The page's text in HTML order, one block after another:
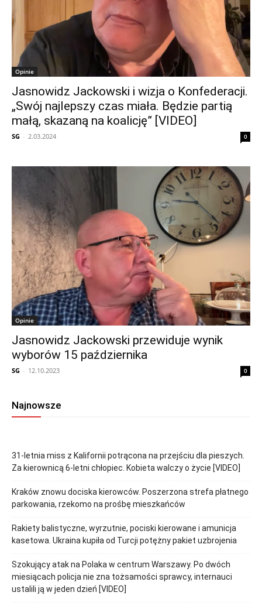
Opinie
Jasnowidz Jackowski i wizja o Konfederacji.
„Swój najlepszy czas miała. Będzie partią
małą, skazaną na koalicję” [VIDEO]
SG - 2.03.2024 0
Opinie
Jasnowidz Jackowski przewiduje wynik
wyborów 15 października
SG - 12.10.2023 0
Najnowsze
31-letnia miss z Kalifornii potrącona na przejściu dla pieszych.
Za kierownicą 6-letni chłopiec. Kobieta walczy o życie [VIDEO]
Kraków znowu dociska kierowców. Poszerzona strefa płatnego
parkowania, rzekomo na prośbę mieszkańców
Rakiety balistyczne, wyrzutnie, pociski kierowane i amunicja
kasetowa. Ukraina kupiła od Turcji potężny pakiet uzbrojenia
Szokujący atak na Polaka w centrum Warszawy. Po dwóch
miesiącach policja nie zna tożsamości sprawcy, internauci
ustalili ją w jeden dzień [VIDEO]